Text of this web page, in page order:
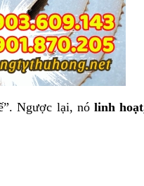
Ngược lại, nó linh